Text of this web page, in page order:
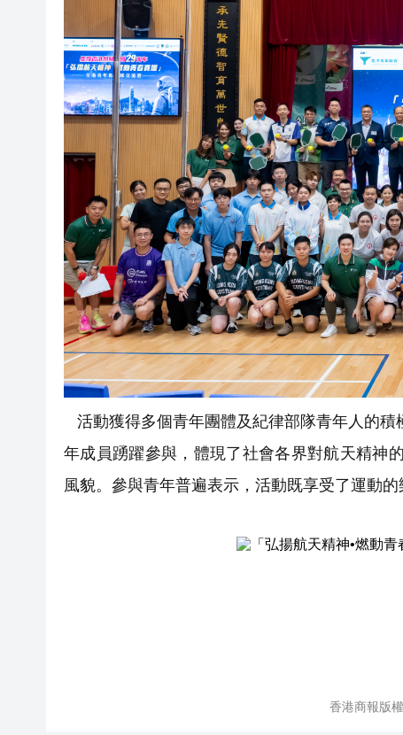
活動獲得多個青年團體及紀律部隊青年人的
年成員踴躍參與，體現了社會各界對航天精神
風貌。參與青年普遍表示，活動既享受了運動
香港商報版